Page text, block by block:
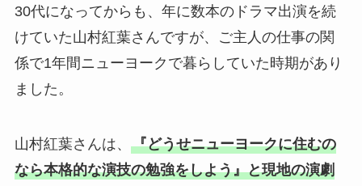
30代になってからも、年に数本のドラマ出演を続
けていた山村紅葉さんですが、ご主人の仕事の関
係で1年間ニューヨークで暮らしていた時期があり
ました。
山村紅葉さんは、 『どうせニューヨークに住むの
なら本格的な演技の勉強をしよう』と現地の演劇